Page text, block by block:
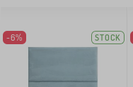
-6% STOCK